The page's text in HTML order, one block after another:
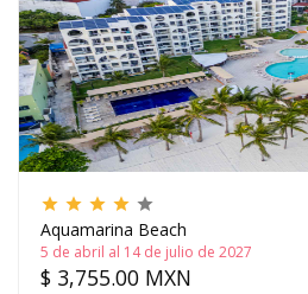
grade grade grade grade grade
Aquamarina Beach
5 de abril al 14 de julio de 2027
$ 3,755.00 MXN